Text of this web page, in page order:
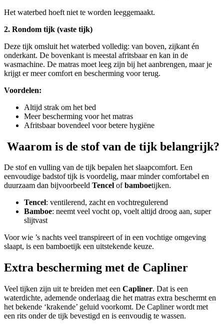
Het waterbed hoeft niet te worden leeggemaakt.
2. Rondom tijk (vaste tijk)
Deze tijk omsluit het waterbed volledig: van boven, zijkant én
onderkant. De bovenkant is meestal afritsbaar en kan in de
wasmachine. De matras moet leeg zijn bij het aanbrengen, maar je
krijgt er meer comfort en bescherming voor terug.
Voordelen:
Altijd strak om het bed
Meer bescherming voor het matras
Afritsbaar bovendeel voor betere hygiëne
Waarom is de stof van de tijk belangrijk?
De stof en vulling van de tijk bepalen het slaapcomfort. Een
eenvoudige badstof tijk is voordelig, maar minder comfortabel en
duurzaam dan bijvoorbeeld Tencel ofbamboetijken.
Tencel: ventilerend, zacht en vochtregulerend
Bamboe: neemt veel vocht op, voelt altijd droog aan, super
slijtvast
Voor wie ’s nachts veel transpireert of in een vochtige omgeving
slaapt, is een bamboetijk een uitstekende keuze.
Extra bescherming met de Capliner
Veel tijken zijn uit te breiden met een Capliner. Dat is een
waterdichte, ademende onderlaag die het matras extra beschermt en
het bekende ‘krakende’ geluid voorkomt. De Capliner wordt met
een rits onder de tijk bevestigd en is eenvoudig te wassen.